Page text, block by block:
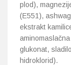
plod),
(E551),
ekstrakt
glukonat,
hidroklorid).